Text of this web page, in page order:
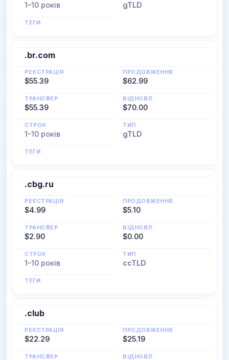
1–10 років gTLD
ТЕГИ
.br.com
РЕЄСТРАЦІЯ
$55.39
ПРОДОВЖЕННЯ
$62.99
ТРАНСФЕР
$55.39
ВІДНОВЛ.
$70.00
СТРОК
1–10 років
ТИП
gTLD
ТЕГИ
.cbg.ru
РЕЄСТРАЦІЯ
$4.99
ПРОДОВЖЕННЯ
$5.10
ТРАНСФЕР
$2.90
ВІДНОВЛ.
$0.00
СТРОК
1–10 років
ТИП
ccTLD
ТЕГИ
.club
РЕЄСТРАЦІЯ
$22.29
ПРОДОВЖЕННЯ
$25.19
ТРАНСФЕР ВІДНОВЛ.